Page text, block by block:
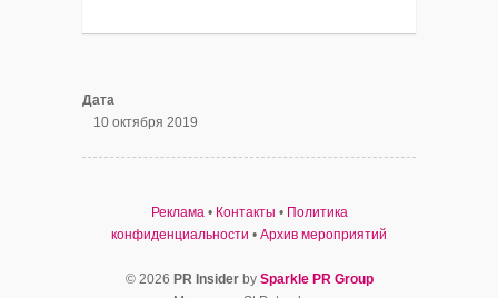
Дата
10 октября 2019
Реклама• Контакты • Политика
конфиденциальности • Архив мероприятий
© 2026 PR Insiderby Sparkle PR Group